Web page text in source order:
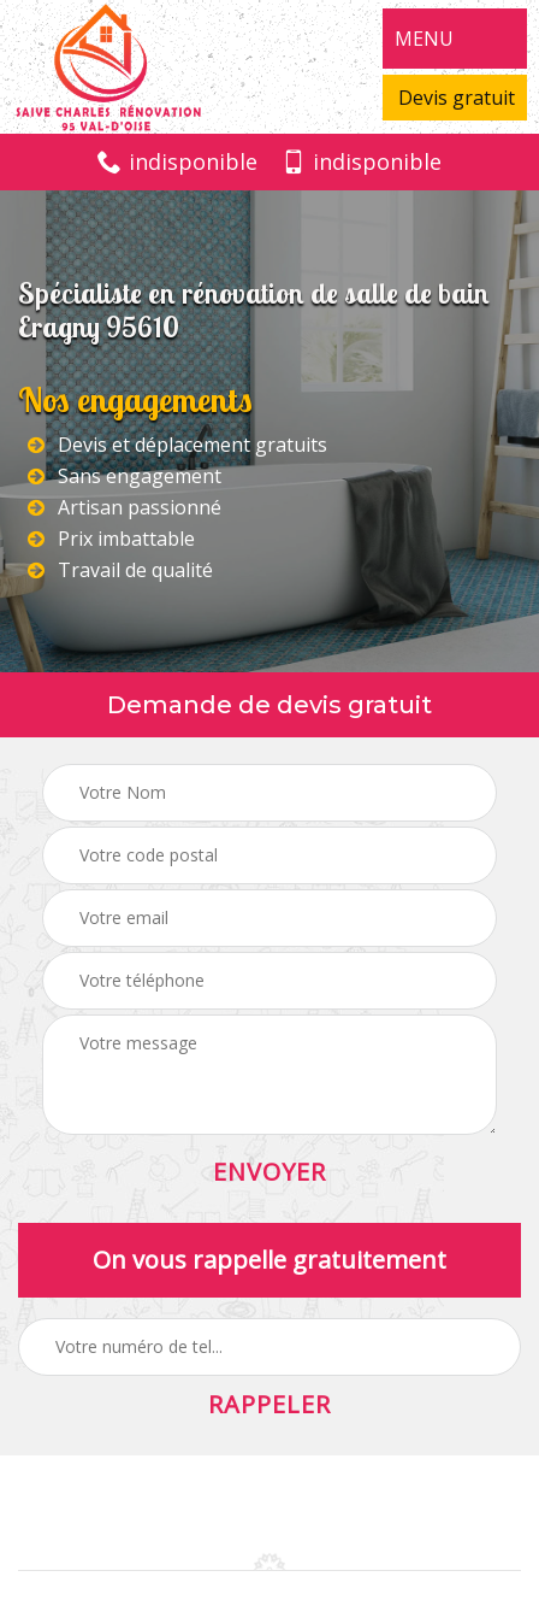
MENU
Devis gratuit
indisponible indisponible
Spécialiste en rénovation de salle de bain
Eragny 95610
Nos engagements
Devis et déplacement gratuits
Sans engagement
Artisan passionné
Prix imbattable
Travail de qualité
Demande de devis gratuit
On vous rappelle gratuitement